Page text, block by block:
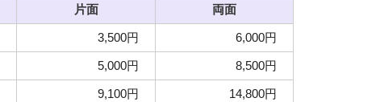
片面 両面
3,500円 6,000円
5,000円 8,500円
9,100円 14,800円